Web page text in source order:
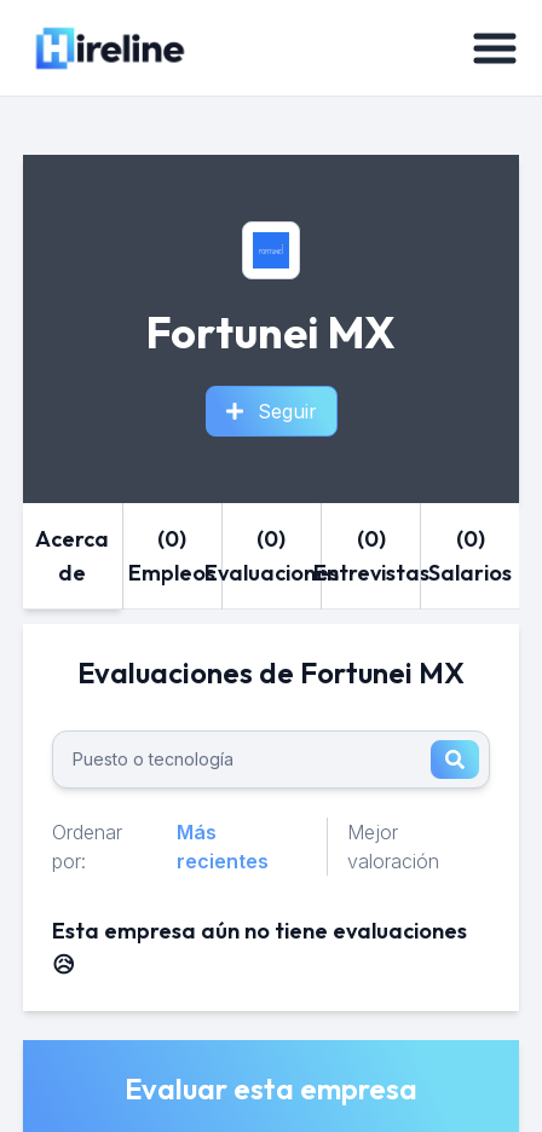
Fortunei MX
Seguir
Acerca
de
(0)
Empleos
(0)
Evaluaciones
(0)
Entrevistas
(0)
Salarios
Evaluaciones de Fortunei MX
Ordenar
por:
Más
recientes
Mejor
valoración
Esta empresa aún no tiene evaluaciones
😥
Evaluar esta empresa